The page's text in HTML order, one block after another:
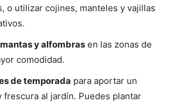
o utilizar cojines, manteles y vajillas
y alfombras en las zonas de
comodidad.
de temporada para aportar un
frescura al jardín. Puedes plantar